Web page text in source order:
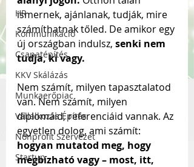
HR
Kommunikáció
Csapatépítés
KKV Skálázás
Munkaerőpiac
Vállalkozás Építés
Nonprofit Szervezet
Startup
ismernek, ajánlanak, tudják, mire
számíthatnak tőled. De amikor egy
új országban indulsz, senki nem
tudja, ki vagy.
Nem számít, milyen tapasztalatod
van. Nem számít, milyen
diplomáid, referenciáid vannak. Az
egyetlen dolog, ami számít:
hogyan mutatod meg, hogy
megbízható vagy – most, itt,